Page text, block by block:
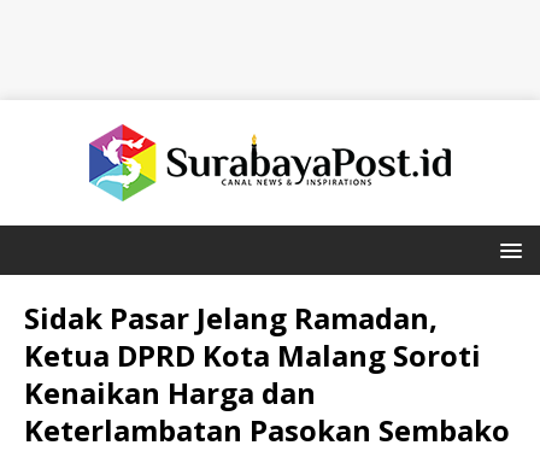
Sidak Pasar Jelang Ramadan,
Ketua DPRD Kota Malang Soroti
Kenaikan Harga dan
Keterlambatan Pasokan Sembako